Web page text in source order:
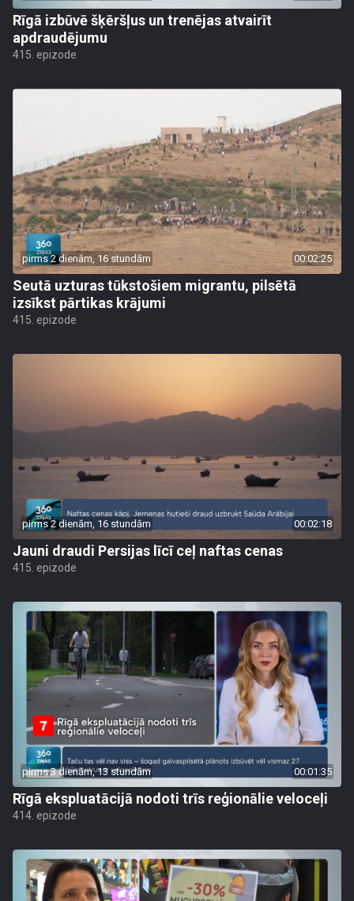
Rīgā izbūvē šķēršļus un trenējas atvairīt
apdraudējumu
415. epizode
pirms 2 dienām, 16 stundām 00:02:25
Seutā uzturas tūkstošiem migrantu, pilsētā
izsīkst pārtikas krājumi
415. epizode
pirms 2 dienām, 16 stundām 00:02:18
Jauni draudi Persijas līcī ceļ naftas cenas
415. epizode
pirms 3 dienām, 13 stundām 00:01:35
Rīgā ekspluatācijā nodoti trīs reģionālie veloceļi
414. epizode